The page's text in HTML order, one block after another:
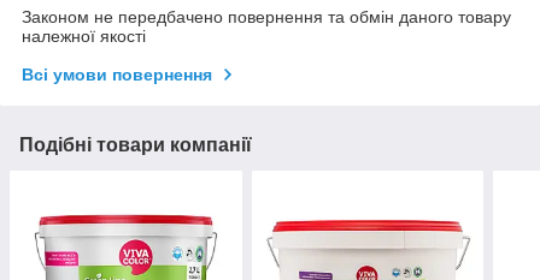
Законом не передбачено повернення та обмін даного товару
належної якості
Всі умови повернення
Подібні товари компанії